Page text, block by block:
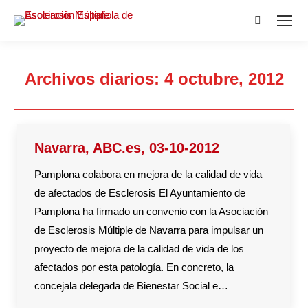
Buscar:
Archivos diarios: 4 octubre, 2012
Navarra, ABC.es, 03-10-2012
Pamplona colabora en mejora de la calidad de vida
de afectados de Esclerosis El Ayuntamiento de
Pamplona ha firmado un convenio con la Asociación
de Esclerosis Múltiple de Navarra para impulsar un
proyecto de mejora de la calidad de vida de los
afectados por esta patología. En concreto, la
concejala delegada de Bienestar Social e…